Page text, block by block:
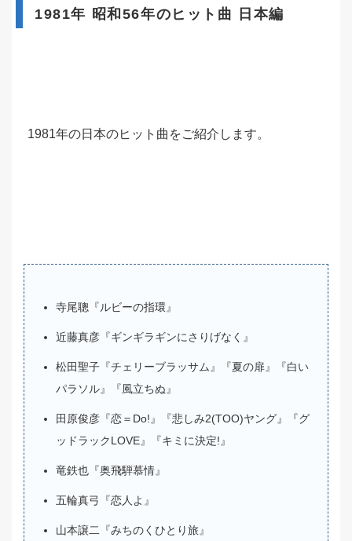
1981年 昭和56年のヒット曲 日本編
1981年の日本のヒット曲をご紹介します。
寺尾聰『ルビーの指環』
近藤真彦『ギンギラギンにさりげなく』
松田聖子『チェリーブラッサム』『夏の扉』『白い
パラソル』『風立ちぬ』
田原俊彦『恋＝Do!』『悲しみ2(TOO)ヤング』『グ
ッドラックLOVE』『キミに決定!』
竜鉄也『奥飛騨慕情』
五輪真弓『恋人よ』
山本譲二『みちのくひとり旅』